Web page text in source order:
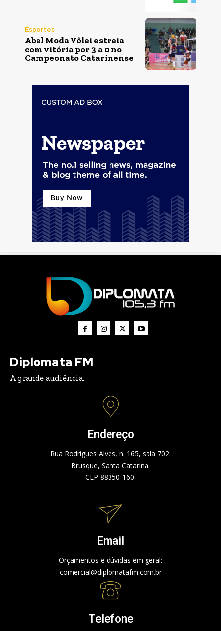
Esportes
Abel Moda Vôlei estreia
com vitória por 3 a 0 no
Campeonato Catarinense
Diplomata FM
A grande audiência.
Endereço
Rua Rodrigues Alves, n. 165, sala 702.
Brusque, Santa Catarina.
CEP 88350-160.
Email
Orçamentos e dúvidas em geral:
comercial@diplomatafm.com.br
Telefone